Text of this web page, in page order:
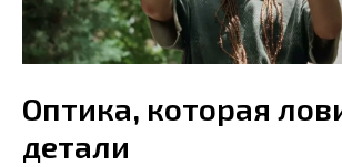
Оптика, которая
детали